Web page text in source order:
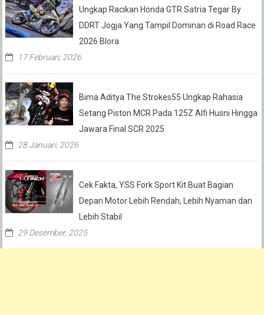
Ungkap Racikan Honda GTR Satria Tegar By
DDRT Jogja Yang Tampil Dominan di Road Race
2026 Blora
17 Februari, 2026
Bima Aditya The Strokes55 Ungkap Rahasia
Setang Piston MCR Pada 125Z Alfi Husni Hingga
Jawara Final SCR 2025
28 Januari, 2026
Cek Fakta, YSS Fork Sport Kit Buat Bagian
Depan Motor Lebih Rendah, Lebih Nyaman dan
Lebih Stabil
29 Desember, 2025